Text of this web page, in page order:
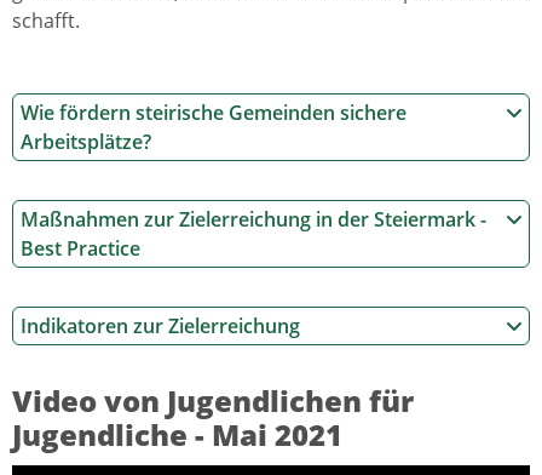
schafft.
Wie fördern steirische Gemeinden sichere
Arbeitsplätze?
Maßnahmen zur Zielerreichung in der Steiermark -
Best Practice
Indikatoren zur Zielerreichung
Video von Jugendlichen für
Jugendliche - Mai 2021